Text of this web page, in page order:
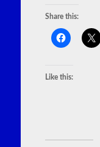
Share this:
Like this: